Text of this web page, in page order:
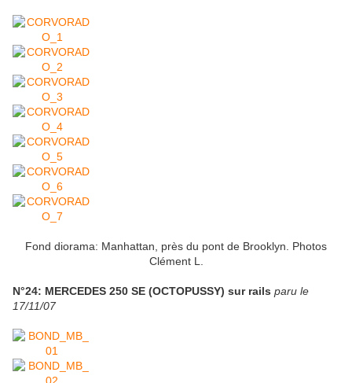
Fond diorama: Manhattan, près du pont de Brooklyn. Photos
Clément L.
N°24: MERCEDES 250 SE (OCTOPUSSY) sur rails paru le
17/11/07